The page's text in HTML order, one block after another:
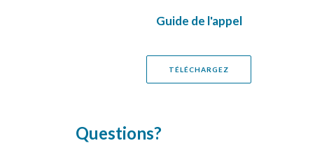
Guide de l'appel
TÉLÉCHARGEZ
Questions?